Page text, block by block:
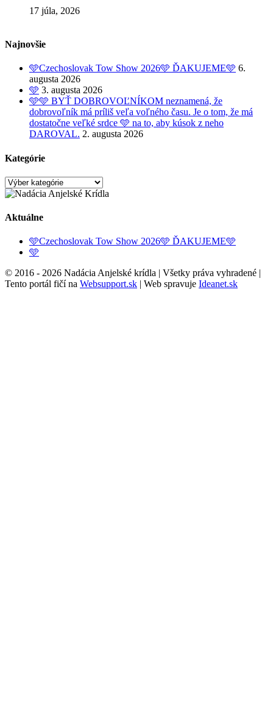
17 júla, 2026
Najnovšie
🩵Czechoslovak Tow Show 2026🩵 ĎAKUJEME🩵 6.
augusta 2026
🩵 3. augusta 2026
🩵🩵 BYŤ DOBROVOĽNÍKOM neznamená, že
dobrovoľník má príliš veľa voľného času. Je o tom, že má
dostatočne veľké srdce 🩵 na to, aby kúsok z neho
DAROVAL. 2. augusta 2026
Kategórie
Kategórie
Aktuálne
🩵Czechoslovak Tow Show 2026🩵 ĎAKUJEME🩵
🩵
© 2016 - 2026 Nadácia Anjelské krídla | Všetky práva vyhradené |
Tento portál fičí na Websupport.sk | Web spravuje Ideanet.sk